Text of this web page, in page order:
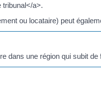
a>.
ou locataire) peut
dans une région qui subit